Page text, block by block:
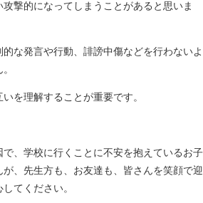
撃的になってしまうことがあると思いま
な発言や行動、誹謗中傷などを行わないよ
を理解することが重要です。
、学校に行くことに不安を抱えているお子
、先生方も、お友達も、皆さんを笑顔で迎
てください。